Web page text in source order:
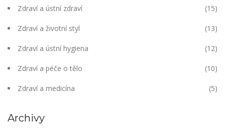
Zdraví a ústní zdraví (15)
Zdraví a životní styl (13)
Zdraví a ústní hygiena (12)
Zdraví a péče o tělo (10)
Zdraví a medicína (5)
Archivy